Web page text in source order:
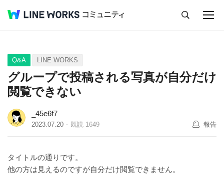
Q&A Tips Ideas
Q&A LINE WORKS
グループで投稿される写真が自分だけ
閲覧できない
_45e6f7
2023.07.20 既読 1649 報告
タイトルの通りです。
他の方は見えるのですが自分だけ閲覧できません。